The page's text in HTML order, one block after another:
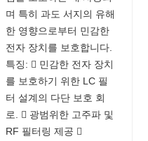
며 특히 과도 서지의 유해
한 영향으로부터 민감한
전자 장치를 보호합니다.
특징:  민감한 전자 장치
를 보호하기 위한 LC 필
터 설계의 다단 보호 회
로.  광범위한 고주파 및
RF 필터링 제공 